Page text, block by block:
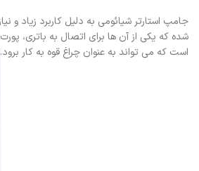
است که می تواند به عنوان چراغ قوه به کار برود.